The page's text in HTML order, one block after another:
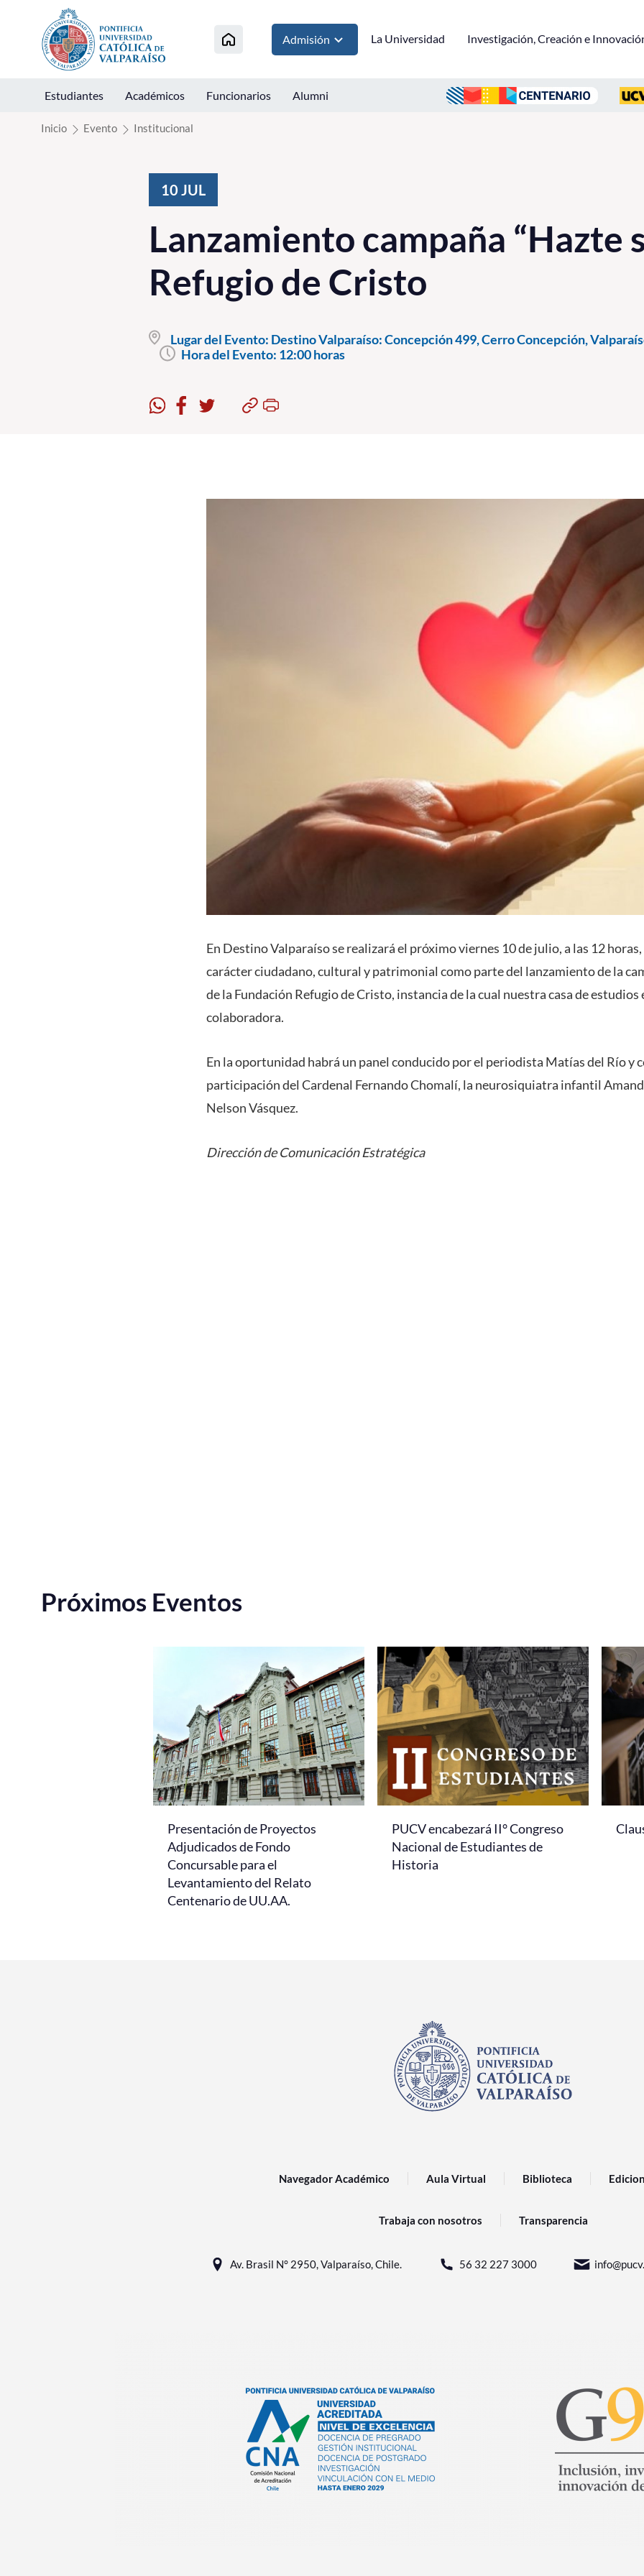
Click acá para ir directamente al contenido
Admisión La Universidad Investigación, Creación e
Estudiantes Académicos Funcionarios Alumni
Inicio Evento Institucional
10 JUL
Lanzamiento campaña “Hazte
Refugio de Cristo
Lugar del Evento: Destino Valparaíso: Concepción 499, Cerro Concepción,
Hora del Evento: 12:00 horas
En Destino Valparaíso se realizará el próximo viernes 10 de julio, a las 12
carácter ciudadano, cultural y patrimonial como parte del lanzamiento de la
de la Fundación Refugio de Cristo, instancia de la cual nuestra casa de
colaboradora.
En la oportunidad habrá un panel conducido por el periodista Matías del Río y
participación del Cardenal Fernando Chomalí, la neurosiquiatra infantil
Nelson Vásquez.
Dirección de Comunicación Estratégica
Próximos Eventos
Presentación de Proyectos
Adjudicados de Fondo
Concursable para el
Levantamiento del Relato
Centenario de UU.AA.
PUCV encabezará II° Congreso
Nacional de Estudiantes de
Historia
Navegador Académico Aula Virtual Biblioteca
Trabaja con nosotros Transparencia
Av. Brasil N° 2950, Valparaíso, Chile. 56 32 227 3000